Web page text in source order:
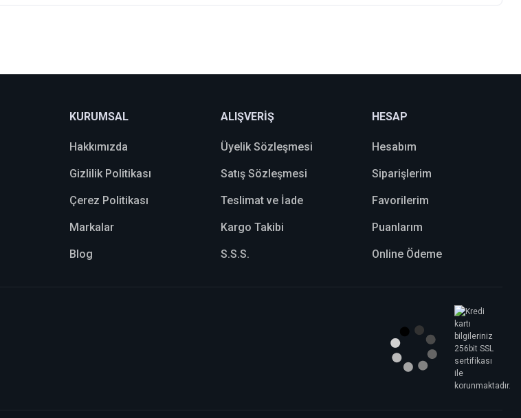
KURUMSAL
Hakkımızda
Gizlilik Politikası
Çerez Politikası
Markalar
Blog
ALIŞVERİŞ
Üyelik Sözleşmesi
Satış Sözleşmesi
Teslimat ve İade
Kargo Takibi
S.S.S.
HESAP
Hesabım
Siparişlerim
Favorilerim
Puanlarım
Online Ödeme